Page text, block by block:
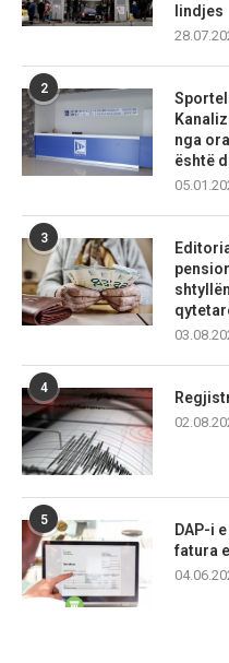
lindjes
2
nga
është
3
4
5
DAP-i
fatura